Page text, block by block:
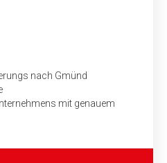
nach Gmünd
mit genauem